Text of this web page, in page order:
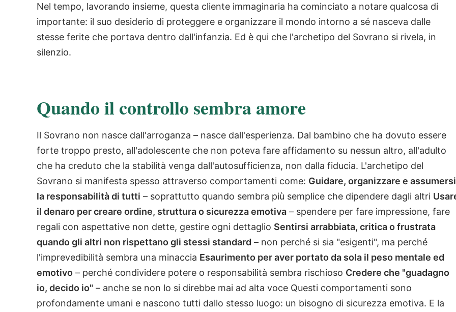
Nel tempo, lavorando insieme, questa cliente immaginaria ha cominciato a notare qualcosa di
importante: il suo desiderio di proteggere e organizzare il mondo intorno a sé nasceva dalle
stesse ferite che portava dentro dall'infanzia. Ed è qui che l'archetipo del Sovrano si rivela, in
silenzio.
Quando il controllo sembra amore
Il Sovrano non nasce dall'arroganza – nasce dall'esperienza. Dal bambino che ha dovuto essere
forte troppo presto, all'adolescente che non poteva fare affidamento su nessun altro, all'adulto
che ha creduto che la stabilità venga dall'autosufficienza, non dalla fiducia. L'archetipo del
Sovrano si manifesta spesso attraverso comportamenti come: Guidare, organizzare e assumersi
la responsabilità di tutti – soprattutto quando sembra più semplice che dipendere dagli altri
il denaro per creare ordine, struttura o sicurezza emotiva – spendere per fare impressione, fare
regali con aspettative non dette, gestire ogni dettaglio Sentirsi arrabbiata, critica o frustrata
quando gli altri non rispettano gli stessi standard – non perché si sia "esigenti", ma perché
l'imprevedibilità sembra una minaccia Esaurimento per aver portato da sola il peso mentale ed
emotivo – perché condividere potere o responsabilità sembra rischioso Credere che "guadagno
io, decido io" – anche se non lo si direbbe mai ad alta voce Questi comportamenti sono
profondamente umani e nascono tutti dallo stesso luogo: un bisogno di sicurezza emotiva. E la